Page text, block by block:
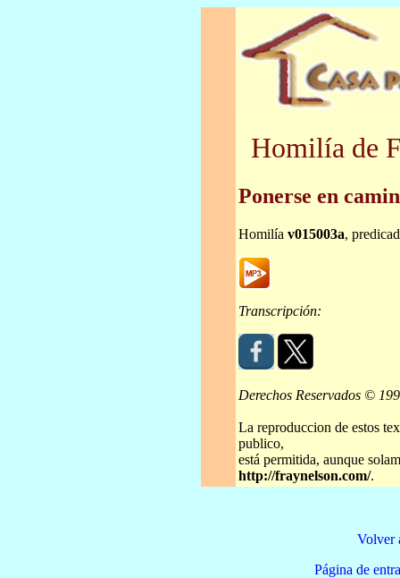
Homilía de
Ponerse en
Homilía v015003a,
Transcripción:
Derechos Reservados ©
La reproduccion de estos
publico,
está permitida, aunque
http://fraynelson.com/.
Volver
Página de